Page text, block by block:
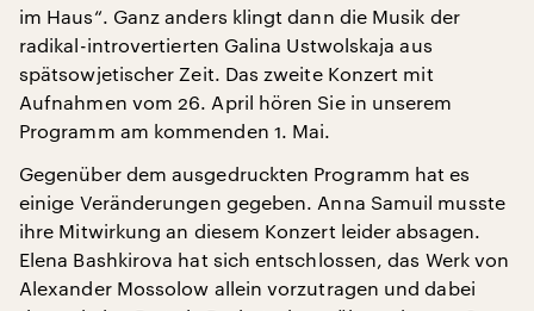
im Haus“. Ganz anders klingt dann die Musik der
radikal-introvertierten Galina Ustwolskaja aus
spätsowjetischer Zeit. Das zweite Konzert mit
Aufnahmen vom 26. April hören Sie in unserem
Programm am kommenden 1. Mai.
Gegenüber dem ausgedruckten Programm hat es
einige Veränderungen gegeben. Anna Samuil musste
ihre Mitwirkung an diesem Konzert leider absagen.
Elena Bashkirova hat sich entschlossen, das Werk von
Alexander Mossolow allein vorzutragen und dabei